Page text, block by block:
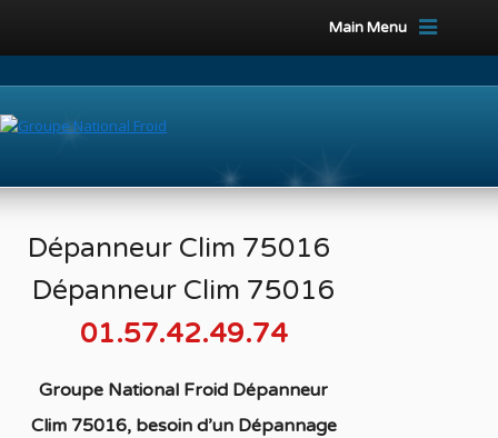
Main Menu
Dépanneur Clim 75016
Dépanneur Clim 75016
01.57.42.49.74
Groupe National Froid Dépanneur
Clim 75016, besoin d’un Dépannage